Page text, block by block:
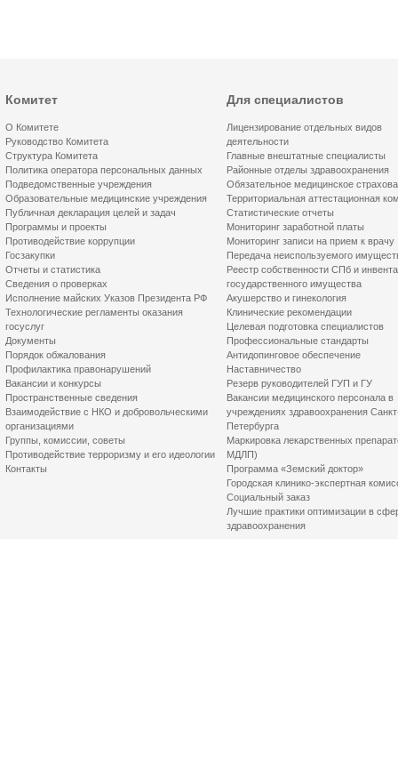
Комитет
О Комитете
Руководство Комитета
Структура Комитета
Политика оператора персональных данных
Подведомственные учреждения
Образовательные медицинские учреждения
Публичная декларация целей и задач
Программы и проекты
Противодействие коррупции
Госзакупки
Отчеты и статистика
Сведения о проверках
Исполнение майских Указов Президента РФ
Технологические регламенты оказания
госуслуг
Документы
Порядок обжалования
Профилактика правонарушений
Вакансии и конкурсы
Пространственные сведения
Взаимодействие с НКО и добровольческими
организациями
Группы, комиссии, советы
Противодействие терроризму и его идеологии
Контакты
Для специалистов
Лицензирование отдельных видов
деятельности
Главные внештатные специалисты
Районные отделы здравоохранения
Обязательное медицинское
Территориальная аттестационная
Статистические отчеты
Мониторинг заработной платы
Мониторинг записи на прием к врачу
Передача неиспользуемого
Реестр собственности СПб и
государственного имущества
Акушерство и гинекология
Клинические рекомендации
Целевая подготовка специалистов
Профессиональные стандарты
Антидопинговое обеспечение
Наставничество
Резерв руководителей ГУП и ГУ
Вакансии медицинского персонала в
учреждениях здравоохранения
Петербурга
Маркировка лекарственных
МДЛП)
Программа «Земский доктор»
Городская клинико-экспертная
Социальный заказ
Лучшие практики оптимизации в
здравоохранения